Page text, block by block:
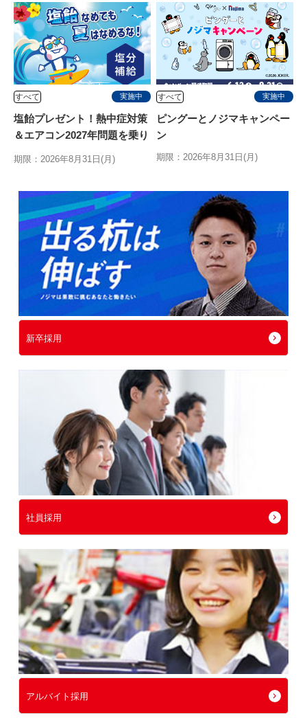
すべて 実施中
塩飴プレゼント！熱中症対策
＆エアコン2027年問題を乗り
期限：2026年8月31日(月)
すべて 実施中
ピングーとノジマキャンペー
ン
期限：2026年8月31日(月)
新卒採用
社員採用
アルバイト採用